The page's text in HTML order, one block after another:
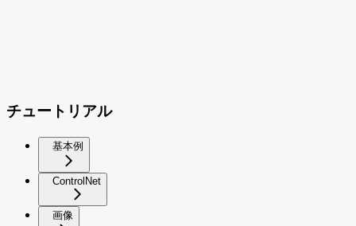
チュートリアル
基本例
ControlNet
画像